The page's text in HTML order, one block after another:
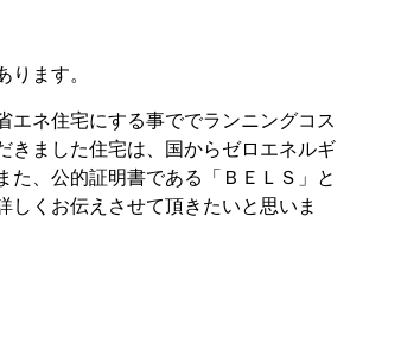
ます。
エネ住宅にする事ででランニングコス
きました住宅は、国からゼロエネルギ
、公的証明書である「ＢＥＬＳ」と
くお伝えさせて頂きたいと思いま